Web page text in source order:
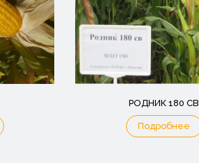
РОДНИК 180 СВ
Подробнее